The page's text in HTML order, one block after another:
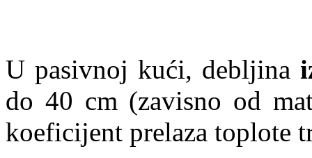
U pasivnoj kući, debljina
do 40 cm (zavisno od
koeficijent prelaza toplote